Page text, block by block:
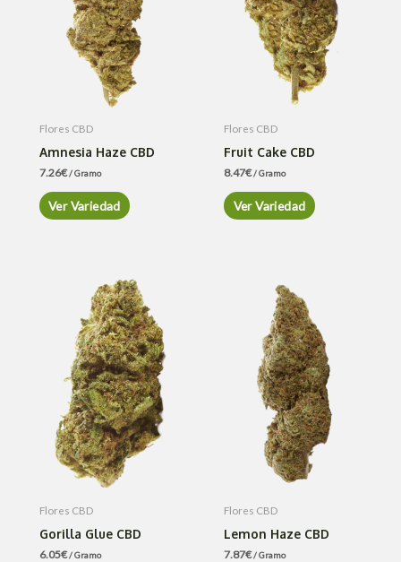
Flores CBD
Amnesia Haze CBD
7.26€/ Gramo
Ver Variedad
Flores CBD
Fruit Cake CBD
8.47€/ Gramo
Ver Variedad
Flores CBD
Gorilla Glue CBD
6.05€/ Gramo
Flores CBD
Lemon Haze CBD
7.87€/ Gramo